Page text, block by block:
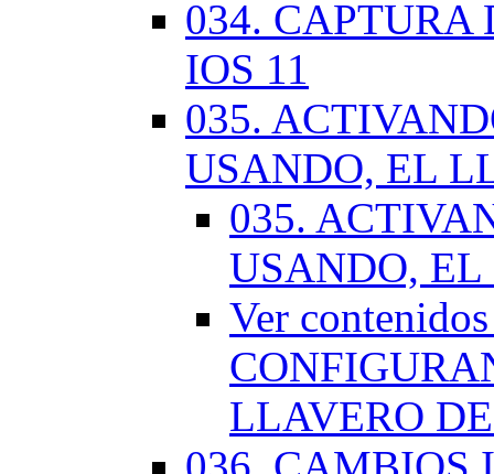
034. CAPTURA
IOS 11
035.
USANDO, EL
035.
USANDO,
Ver
LLAVERO